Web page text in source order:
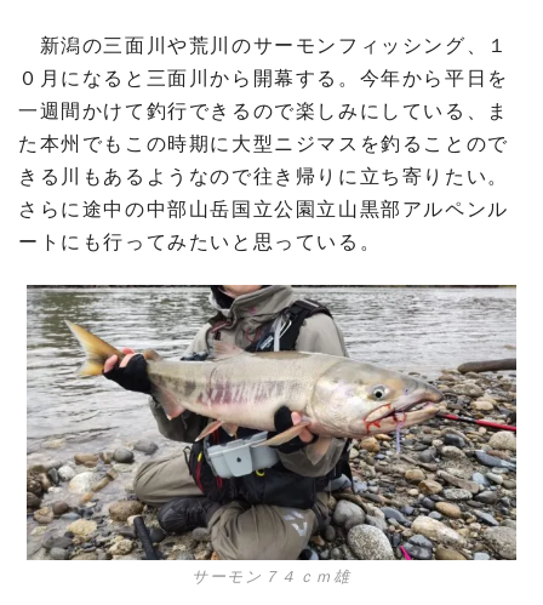
新潟の三面川や荒川のサーモンフィッシング、１
０月になると三面川から開幕する。今年から平日を
一週間かけて釣行できるので楽しみにしている、ま
た本州でもこの時期に大型ニジマスを釣ることので
きる川もあるようなので往き帰りに立ち寄りたい。
さらに途中の中部山岳国立公園立山黒部アルペンル
ートにも行ってみたいと思っている。
サーモン７４ｃｍ雄